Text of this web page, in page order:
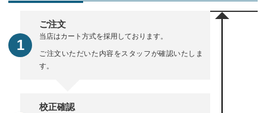
ご注文
当店はカート方式を採用しております。
ご注文いただいた内容をスタッフが確認いたしま
す。
校正確認